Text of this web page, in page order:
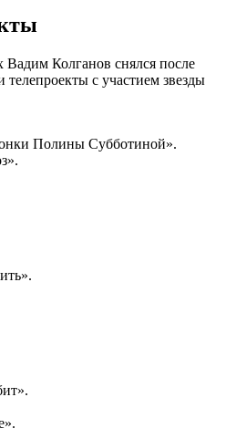
Колганов снялся после
с участием звезды
Полины Субботиной».